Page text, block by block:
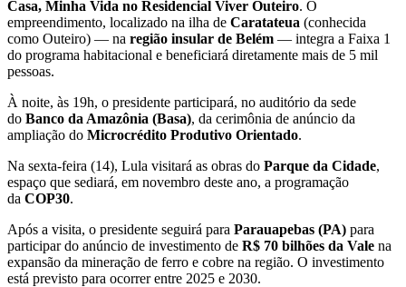
Casa, Minha Vida no Residencial Viver Outeiro. O
empreendimento, localizado na ilha de Caratateua (conhecida
como Outeiro) — na região insular de Belém — integra a Faixa 1
do programa habitacional e beneficiará diretamente mais de 5 mil
pessoas.
À noite, às 19h, o presidente participará, no auditório da sede
do Banco da Amazônia (Basa), da cerimônia de anúncio da
ampliação do Microcrédito Produtivo Orientado.
Na sexta-feira (14), Lula visitará as obras do Parque da Cidade,
espaço que sediará, em novembro deste ano, a programação
da COP30.
Após a visita, o presidente seguirá para Parauapebas (PA) para
participar do anúncio de investimento de R$ 70 bilhões da Vale na
expansão da mineração de ferro e cobre na região. O investimento
está previsto para ocorrer entre 2025 e 2030.